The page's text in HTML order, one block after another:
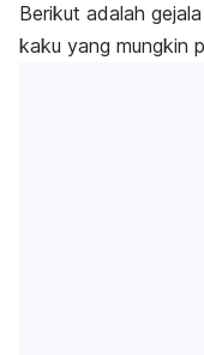
Berikut adalah
kaku yang mungkin